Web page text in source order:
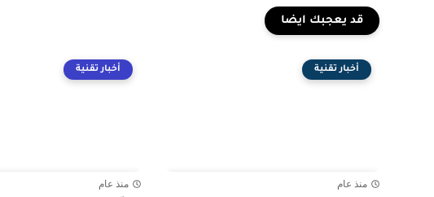
قد يعجبك ايضا
أخبار تقنية
منذ عام
أخبار تقنية
منذ عام